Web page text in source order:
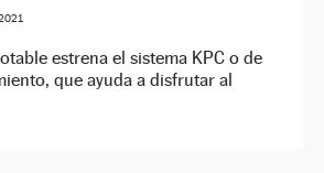
estrena el sistema KPC o de
que ayuda a disfrutar al